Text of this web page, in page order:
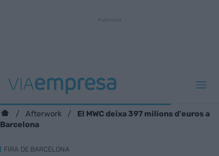
Afterwork
El MWC deixa 397 milions d'euros a
Barcelona
FIRA DE BARCELONA